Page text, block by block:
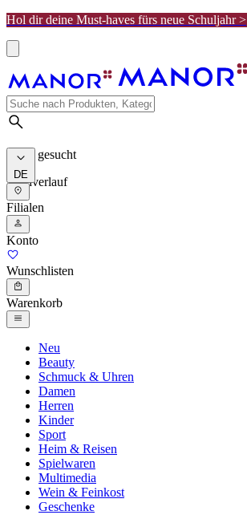
Hol dir deine Must-haves fürs neue Schuljahr >
Meist gesucht
Suchverlauf
DE
Filialen
Konto
Wunschlisten
Warenkorb
Neu
Beauty
Schmuck & Uhren
Damen
Herren
Kinder
Sport
Heim & Reisen
Spielwaren
Multimedia
Wein & Feinkost
Geschenke